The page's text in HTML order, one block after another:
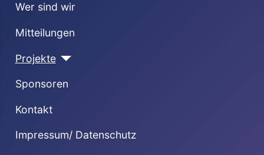
Wer sind wir
Mitteilungen
Projekte
Sponsoren
Kontakt
Impressum/ Datenschutz